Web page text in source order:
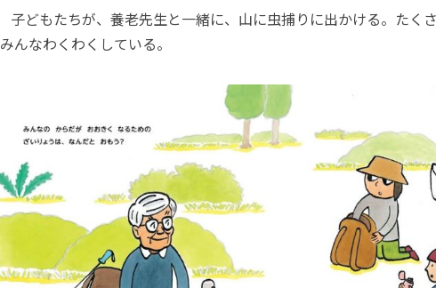
子どもたちが、養老先生と一緒に、山に虫捕りに出かける。たく
みんなわくわくしている。